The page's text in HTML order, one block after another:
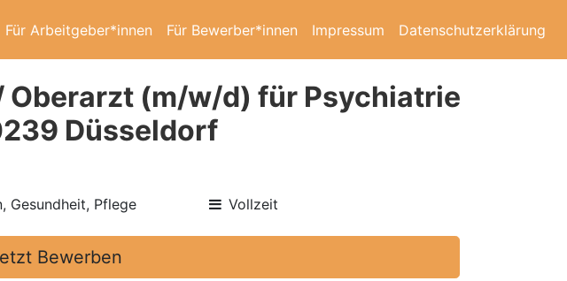
Für Arbeitgeber*innen Für Bewerber*innen Impressum Datenschutzerklärung
(m/w/d) für Psychiatrie
Düsseldorf
Gesundheit, Pflege Vollzeit
Bewerben